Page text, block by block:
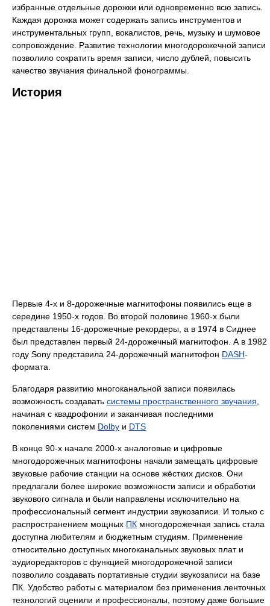
избранные отдельные дорожки или одновременно всю запись.
Каждая дорожка может содержать запись инструментов и
инструментальных групп, вокалистов, речь, музыку и шумовое
сопровождение. Развитие технологии многодорожечной записи
позволило сократить время записи, число дублей, повысить
качество звучания финальной фонограммы.
История
Первые 4-х и 8-дорожечные магнитофоны появились еще в
середине 1950-х годов. Во второй половине 1960-х были
представлены 16-дорожечные рекордеры, а в 1974 в Сиднее
был представлен первый 24-дорожечный магнитофон. А в 1982
году Sony представила 24-дорожечный магнитофон DASH-
формата.
Благодаря развитию многоканальной записи появилась
возможность создавать системы пространственного звучания
начиная с квадрофонии и заканчивая последними
поколениями систем Dolby и DTS
В конце 90-х начале 2000-х аналоговые и цифровые
многодорожечных магнитофоны начали замещать цифровые
звуковые рабочие станции на основе жёстких дисков. Они
предлагали более широкие возможности записи и обработки
звукового сигнала и были направлены исключительно на
профессиональный сегмент индустрии звукозаписи. И только с
распространением мощных ПК многодорожечная запись стала
доступна любителям и бюджетным студиям. Применение
относительно доступных многоканальных звуковых плат и
аудиоредакторов с функцией многодорожечной записи
позволило создавать портативные студии звукозаписи на базе
ПК. Удобство работы с материалом без применения ленточных
технологий оценили и профессионалы, поэтому даже большие